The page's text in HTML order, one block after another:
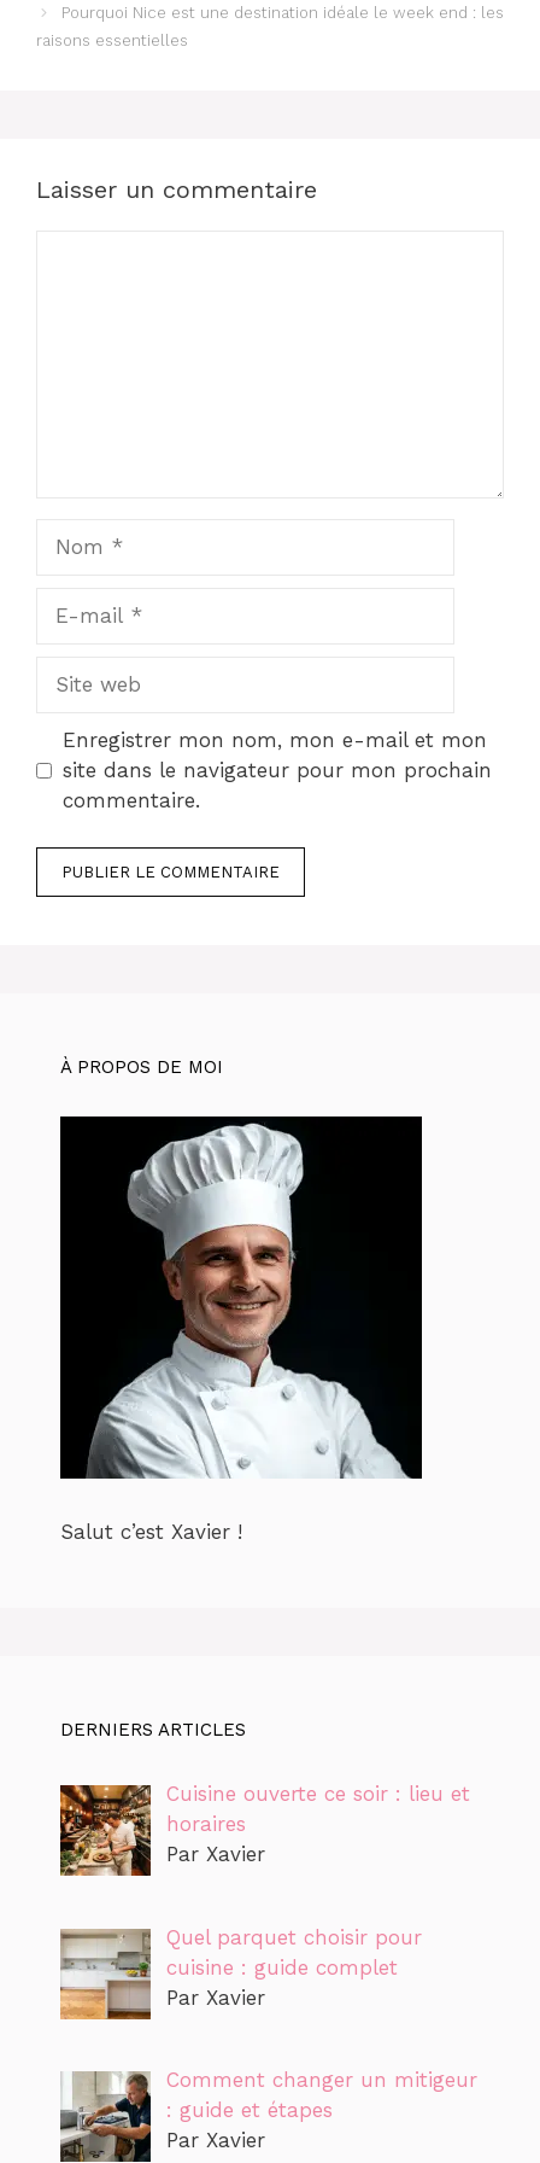
Pourquoi Nice est une destination idéale le week end : les
raisons essentielles
Laisser un commentaire
Site
Enregistrer mon nom, mon e-mail et mon
site dans le navigateur pour mon prochain
commentaire.
À PROPOS DE MOI
Salut c’est Xavier !
DERNIERS ARTICLES
Cuisine ouverte ce soir : lieu et
horaires
Par Xavier
Quel parquet choisir pour
cuisine : guide complet
Par Xavier
Comment changer un mitigeur
: guide et étapes
Par Xavier